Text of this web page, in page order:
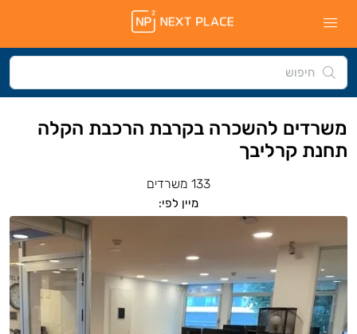
משרדים להשכרה בקרבת הרכבת הקלה
תחנת קרליבך
133 משרדים
מיין לפי: